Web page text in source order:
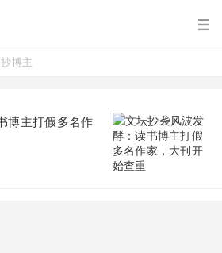
博主
博主打假多名作